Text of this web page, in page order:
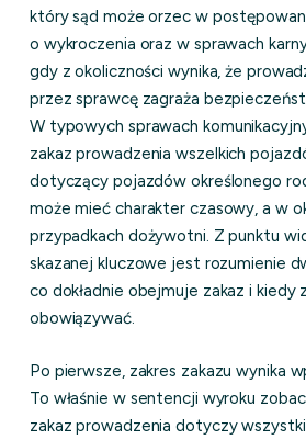
który sąd może orzec w
o wykroczenia oraz w sprawach
gdy z okoliczności wynika, że
przez sprawcę zagraża
W typowych sprawach
zakaz prowadzenia wszelkich
dotyczący pojazdów określonego
może mieć charakter czasowy, a w
przypadkach dożywotni. Z punktu
skazanej kluczowe jest rozumienie
co dokładnie obejmuje zakaz i kiedy
obowiązywać.
Po pierwsze, zakres zakazu wynika
To właśnie w sentencji wyroku
zakaz prowadzenia dotyczy